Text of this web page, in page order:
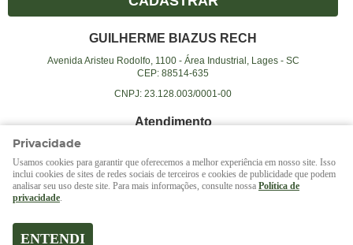
GUILHERME BIAZUS RECH
Avenida Aristeu Rodolfo, 1100- Área Industrial, Lages- SC
CEP: 88514-635
CNPJ: 23.128.003/0001-00
Atendimento
(49)99995-8264(WhatsApp)
Das 08:00 às 10:00 e 17:00 às 19:00
Privacidade
Usamos cookies para garantir que oferecemos a melhor experiência em nosso site. Isso
inclui cookies de sites de redes sociais de terceiros e cookies de publicidade que podem
analisar seu uso deste site. Para mais informações, consulte nossa Política de
privacidade.
ENTENDI